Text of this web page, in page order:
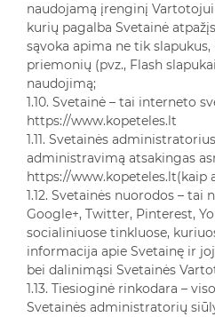
naudojamą įrenginį
kurių pagalba Svetainė
sąvoka apima ne tik
priemonių (pvz., Flash
naudojimą;
1.10. Svetainė – tai interneto
https://www.kopeteles.lt
1.11. Svetainės
administravimą atsakingas
https://www.kopeteles.lt(kaip
1.12. Svetainės nuorodos – tai
Google+, Twitter, Pinterest,
socialiniuose tinkluose,
informacija apie Svetainę ir
bei dalinimąsi Svetainės
1.13. Tiesioginė rinkodara –
Svetainės administratorių